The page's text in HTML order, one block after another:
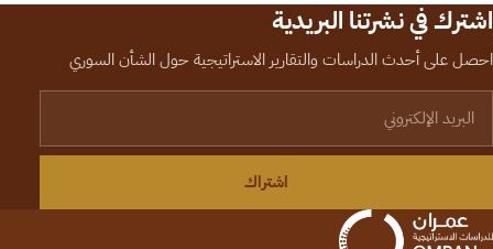
اشترك في نشرتنا البريدية
احصل على أحدث الدراسات والتقارير الاستراتيجية حول الشأن السوري
اشتراك